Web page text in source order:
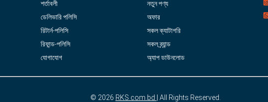
শর্তাবলী
ডেলিভারি পলিসি
রিটার্ন-পলিসি
রিফান্ড-পলিসি
যোগাযোগ
নতুন পণ্য
অফার
সকল ক্যাটাগরি
সকল ব্র্যান্ড
অ্যাপ ডাউনলোড
© 2026 RKS.com.bd | All Rights Reserved.